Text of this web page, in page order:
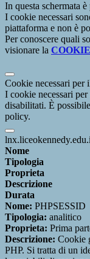
In questa schermata
I cookie necessari
piattaforma e non è
Per conoscere quali
visionare la
Cookie necessari per
I cookie necessari
disabilitati. È
policy.
Nome
Tipologia
Proprieta
Descrizione
Durata
Nome: PHPSESSID
Tipologia: analitico
Proprieta: Prima
Descrizione: Cookie
PHP. Si tratta di un